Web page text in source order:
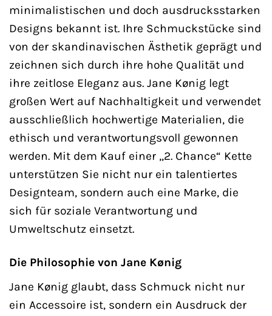
minimalistischen und doch ausdrucksstarken
Designs bekannt ist. Ihre Schmuckstücke sind
von der skandinavischen Ästhetik geprägt und
zeichnen sich durch ihre hohe Qualität und
ihre zeitlose Eleganz aus. Jane Kønig legt
großen Wert auf Nachhaltigkeit und verwendet
ausschließlich hochwertige Materialien, die
ethisch und verantwortungsvoll gewonnen
werden. Mit dem Kauf einer „2. Chance“ Kette
unterstützen Sie nicht nur ein talentiertes
Designteam, sondern auch eine Marke, die
sich für soziale Verantwortung und
Umweltschutz einsetzt.
Die Philosophie von Jane Kønig
Jane Kønig glaubt, dass Schmuck nicht nur
ein Accessoire ist, sondern ein Ausdruck der